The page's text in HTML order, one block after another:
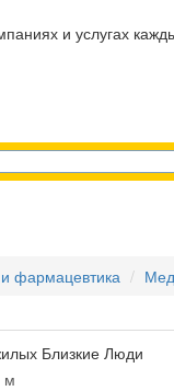
и услугах
фармацевтика
Близкие Люди
м